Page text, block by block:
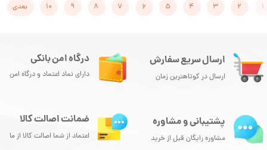
۱ ۲ ۳ ۴ ۵ ۶ ۷ ۸ ۹ ۱۰ بعدی
ارسال سریع سفارش
ارسال در کوتاهترین زمان
درگاه امن بانکی
دارای نماد اعتماد و درگاه امن
پشتیبانی و مشاوره
مشاوره رایگان قبل از خرید
ضمانت اصالت کالا
اعتماد از شما اصالت کالا از ما